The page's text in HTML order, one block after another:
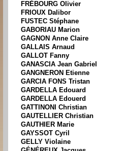
FRÉBOURG Olivier
FRIOUX Dalibor
FUSTEC Stéphane
GABORIAU Marion
GAGNON Anne Claire
GALLAIS Arnaud
GALLOT Fanny
GANASCIA Jean Gabriel
GANGNERON Etienne
GARCIA FONS Tristan
GARDELLA Edouard
GARDELLA Edouerd
GATTINONI Christian
GAUTELLIER Christian
GAUTHIER Marie
GAYSSOT Cyril
GELLY Violaine